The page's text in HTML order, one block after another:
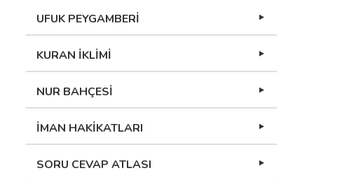
UFUK PEYGAMBERİ
KURAN İKLİMİ
NUR BAHÇESİ
İMAN HAKİKATLARI
SORU CEVAP ATLASI